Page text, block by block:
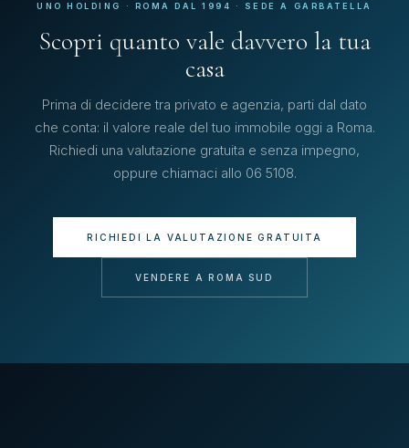
UNO HOLDING · ROMA DAL 1994 · SEDE A GARBATELLA
Scopri quanto vale davvero la tua
casa
Prima di decidere tra privato e agenzia, parti dal dato
che conta: il valore reale del tuo immobile oggi a Roma.
Richiedi una valutazione gratuita e senza impegno,
oppure chiamaci allo 06 5108.
RICHIEDI LA VALUTAZIONE GRATUITA
VENDERE A ROMA SUD